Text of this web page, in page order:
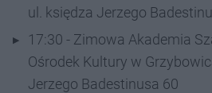
ul. księdza Jerzego
17:30 - Zimowa Akademia
Ośrodek Kultury w
Jerzego Badestinusa 60